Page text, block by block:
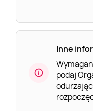
Inne
podaj